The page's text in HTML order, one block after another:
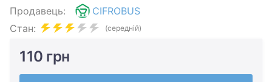
Продавець:
CIFROBUS
Стан:
(середній)
110 грн